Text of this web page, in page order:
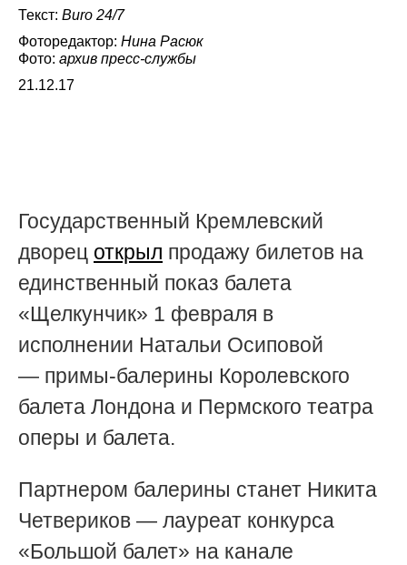
Текст: Buro 24/7
Фоторедактор: Нина Расюк
Фото: архив пресс-службы
21.12.17
Государственный Кремлевский
дворец открыл продажу билетов на
единственный показ балета
«Щелкунчик» 1 февраля в
исполнении Натальи Осиповой
— примы-балерины Королевского
балета Лондона и Пермского театра
оперы и балета.
Партнером балерины станет Никита
Четвериков — лауреат конкурса
«Большой балет» на канале